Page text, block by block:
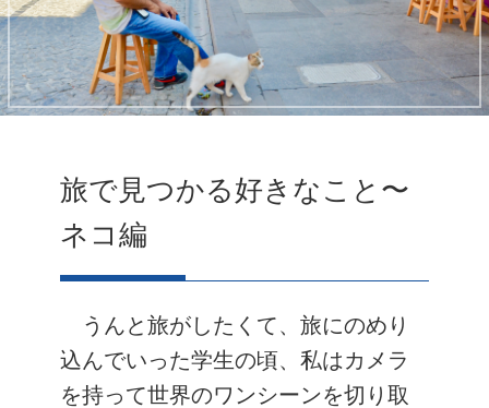
旅で見つかる好きなこと〜
ネコ編
うんと旅がしたくて、旅にのめり
込んでいった学生の頃、私はカメラ
を持って世界のワンシーンを切り取